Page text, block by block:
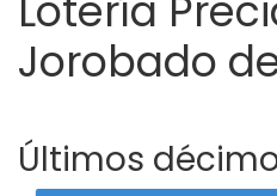
Jorobado
Últimos